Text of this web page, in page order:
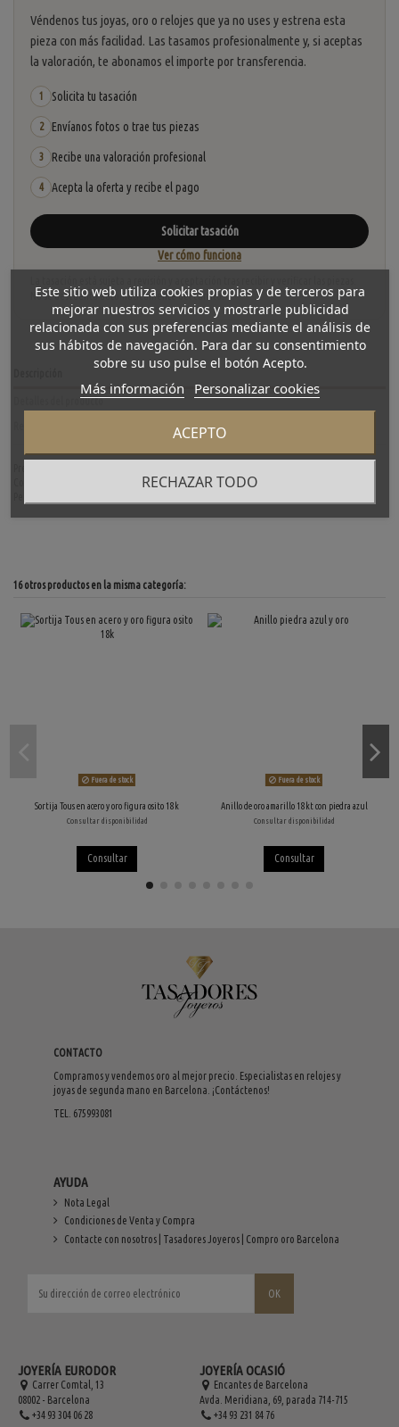
Véndenos tus joyas, oro o relojes que ya no uses y estrena esta
pieza con más facilidad. Las tasamos profesionalmente y, si aceptas
la valoración, te abonamos el importe por transferencia.
1 Solicita tu tasación
2 Envíanos fotos o trae tus piezas
3 Recibe una valoración profesional
4 Acepta la oferta y recibe el pago
Solicitar tasación
Ver cómo funciona
No se descuenta automáticamente del carrito.
Detalles del producto
Con un diseño clásico de la gran firma Tous éste es una pieza para ser llevada. Talla: 13.
16 otros productos en la misma categoría:
Fuera de stock
Sortija Tous en acero y oro figura osito 18k
Consultar disponibilidad
Consultar
Fuera de stock
Anillo de oro amarillo 18kt con piedra azul
Consultar disponibilidad
Consultar
CONTACTO
Compramos y vendemos oro al mejor precio. Especialistas en relojes y
joyas de segunda mano en Barcelona. ¡Contáctenos!
TEL. 675993081
AYUDA
Nota Legal
Condiciones de Venta y Compra
Contacte con nosotros | Tasadores Joyeros | Compro oro Barcelona
JOYERÍA EURODOR
Carrer Comtal, 13
08002 - Barcelona
+34 93 304 06 28
JOYERÍA OCASIÓ
Encantes de Barcelona
Avda. Meridiana, 69, parada 714-715
+34 93 231 84 76
Este sitio web utiliza cookies propias y de terceros para
mejorar nuestros servicios y mostrarle publicidad
relacionada con sus preferencias mediante el análisis de
sus hábitos de navegación. Para dar su consentimiento
sobre su uso pulse el botón Acepto.
Más información Personalizar cookies
RECHAZAR TODO
ACEPTO